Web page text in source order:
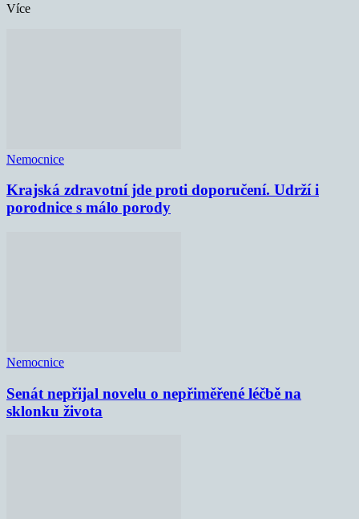
Více
Nemocnice
Krajská zdravotní jde proti doporučení. Udrží i
porodnice s málo porody
Nemocnice
Senát nepřijal novelu o nepřiměřené léčbě na
sklonku života